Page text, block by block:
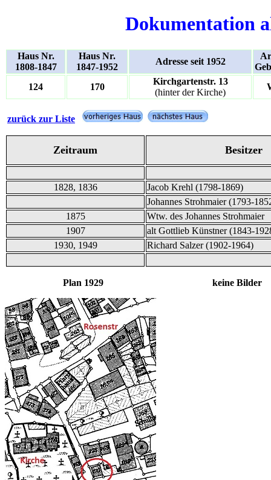
Dokumentation
Haus Nr.
1808-1847
Haus Nr.
1847-1952
Adresse seit 1952
124
170
Kirchgartenstr. 13
(hinter der Kirche)
zurück zur Liste
Zeitraum Besitzer
1828, 1836
Jacob Krehl (1798-1869)
Johannes Strohmaier (1793-
1875
Wtw. des Johannes Strohmaier
1907
alt Gottlieb Künstner (1843-
1930, 1949
Richard Salzer (1902-1964)
Plan 1929 keine Bilder